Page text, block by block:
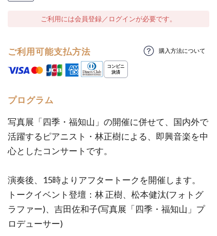
ご利用には会員登録／ログインが必要です。
ご利用可能支払方法 購入方法について
プログラム
写真展「四季・福知山」の開催に併せて、国内外で
活躍するピアニスト・林正樹による、即興音楽を中
心としたコンサートです。
演奏後、15時よりアフタートークを開催します。
トークイベント登壇：林 正樹、松本健汰(フォトグ
ラファー)、吉田佐和子(写真展「四季・福知山」プ
ロデューサー)